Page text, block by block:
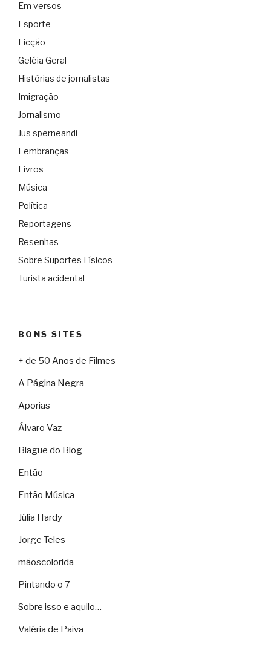
Em versos
Esporte
Ficção
Geléia Geral
Histórias de jornalistas
Imigração
Jornalismo
Jus sperneandi
Lembranças
Livros
Música
Política
Reportagens
Resenhas
Sobre Suportes Físicos
Turista acidental
BONS SITES
+ de 50 Anos de Filmes
A Página Negra
Aporias
Álvaro Vaz
Blague do Blog
Então
Então Música
Júlia Hardy
Jorge Teles
mãoscolorida
Pintando o 7
Sobre isso e aquilo…
Valéria de Paiva